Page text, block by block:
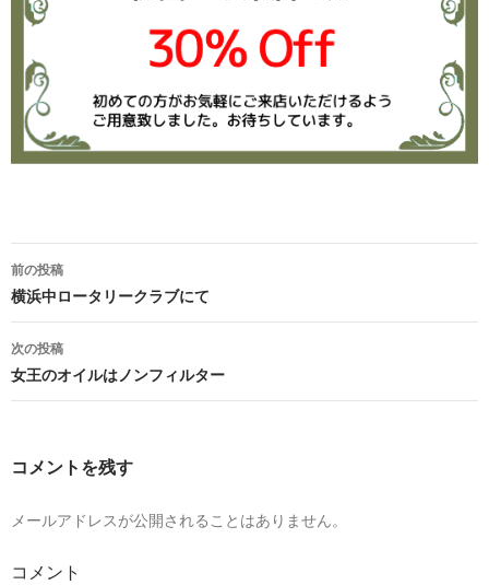
投
稿
ナ
ビ
ゲ
ー
ョ
ン
前の投稿
横浜中ロータリークラブにて
次の投稿
女王のオイルはノンフィルター
コメントを残す
メールアドレスが公開されることはありません。
コメント